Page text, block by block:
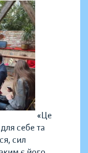
«Це
себе та
сил